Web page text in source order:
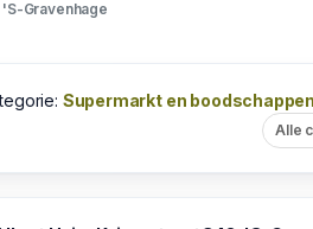
'S-Gravenhage
Supermarkt en boodschappen
Alle